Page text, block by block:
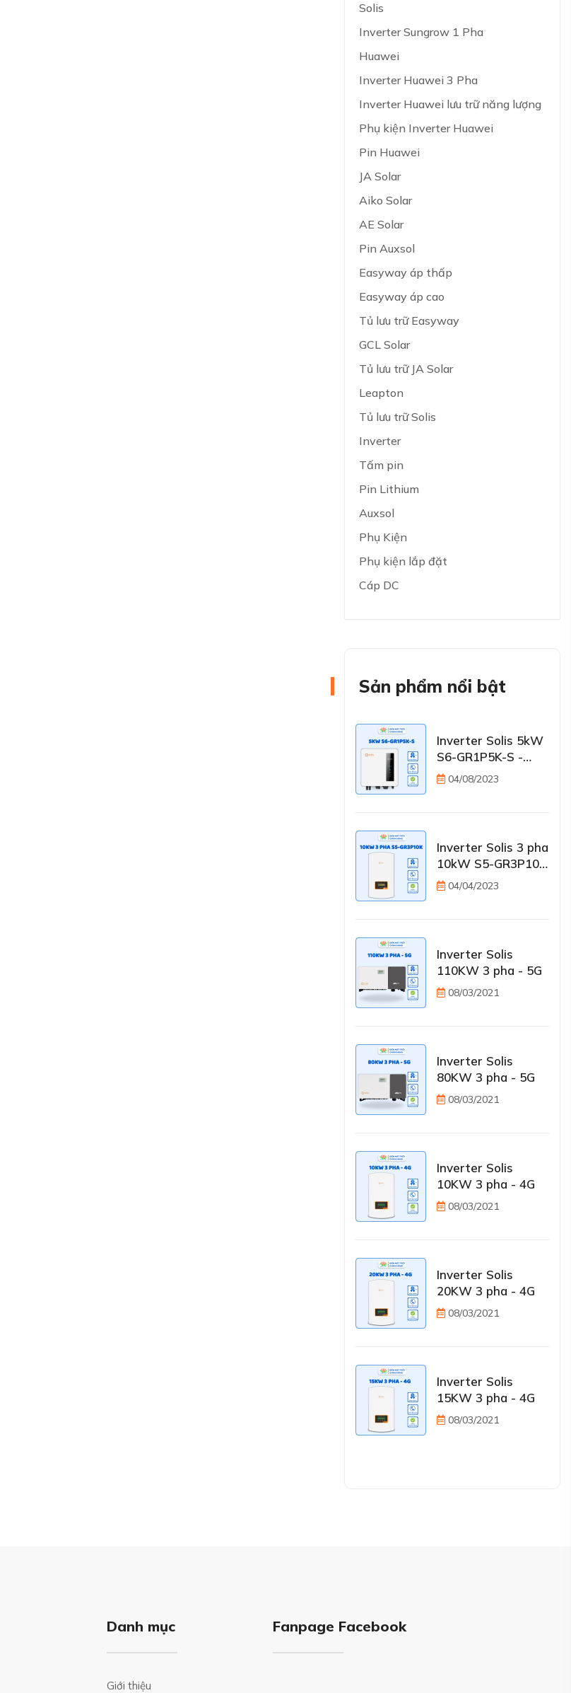
Solis
Inverter Sungrow 1 Pha
Huawei
Inverter Huawei 3 Pha
Inverter Huawei lưu trữ năng lượng
Phụ kiện Inverter Huawei
Pin Huawei
JA Solar
Aiko Solar
AE Solar
Pin Auxsol
Easyway áp thấp
Easyway áp cao
Tủ lưu trữ Easyway
GCL Solar
Tủ lưu trữ JA Solar
Leapton
Tủ lưu trữ Solis
Inverter
Tấm pin
Pin Lithium
Auxsol
Phụ Kiện
Phụ kiện lắp đặt
Cáp DC
Sản phẩm nổi bật
Inverter Solis 5kW
S6-GR1P5K-S -
Inverter 5KW
04/08/2023
Inverter Solis 3 pha
10kW S5-GR3P10K
- Inverter 10KW
04/04/2023
Inverter Solis
110KW 3 pha - 5G
08/03/2021
Inverter Solis
80KW 3 pha - 5G
08/03/2021
Inverter Solis
10KW 3 pha - 4G
08/03/2021
Inverter Solis
20KW 3 pha - 4G
08/03/2021
Inverter Solis
15KW 3 pha - 4G
08/03/2021
Danh mục
Giới thiệu
Fanpage Facebook